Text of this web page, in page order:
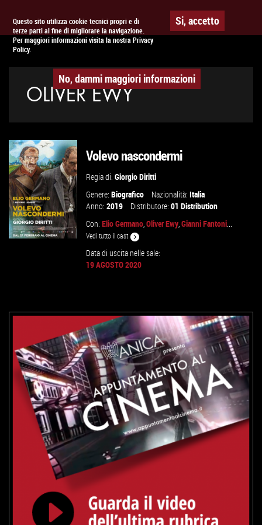
Questo sito utilizza cookie tecnici propri e di
terze parti al fine di migliorare la navigazione.
Per maggiori informazioni visita la nostra Privacy
Policy.
Si, accetto
No, dammi maggiori informazioni
APPUNTAMENTO AL CINEMA
OLIVER EWY
VAI ALLA SCHEDA
Volevo nascondermi
Regia di:Giorgio Diritti
Genere:Biografico Nazionalità:Italia
Anno:2019 Distributore:01 Distribution
Con:Elio Germano,Oliver Ewy,Gianni Fantoni...
Vedi tutto il cast
Data di uscita nelle sale:
19 AGOSTO 2020